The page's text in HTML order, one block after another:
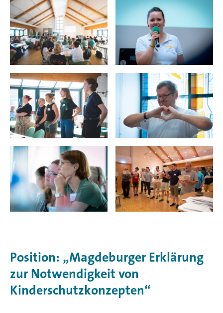
Position: „Magdeburger Erklärung
zur Notwendigkeit von
Kinderschutzkonzepten“